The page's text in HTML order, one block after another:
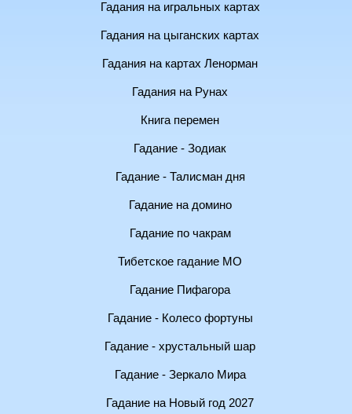
Гадания на игральных картах
Гадания на цыганских картах
Гадания на картах Ленорман
Гадания на Рунах
Книга перемен
Гадание - Зодиак
Гадание - Талисман дня
Гадание на домино
Гадание по чакрам
Тибетское гадание МО
Гадание Пифагора
Гадание - Колесо фортуны
Гадание - хрустальный шар
Гадание - Зеркало Мира
Гадание на Новый год 2027